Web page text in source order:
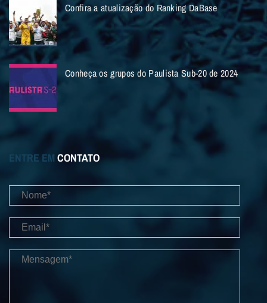
Confira a atualização do Ranking DaBase
Conheça os grupos do Paulista Sub-20 de 2024
ENTRE EM CONTATO